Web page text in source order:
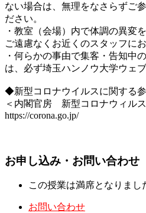
ない場合は、無理をなさらずご
ださい。
・教室（会場）内で体調の異変
ご遠慮なくお近くのスタッフに
・何らかの事由で集客・告知中
は、必ず埼玉ハンノウ大学ウェ
◆新型コロナウイルスに関する
＜内閣官房 新型コロナウィル
https://corona.go.jp/
お申し込み・お問い合わせ
この授業は満席となりまし
お問い合わせ